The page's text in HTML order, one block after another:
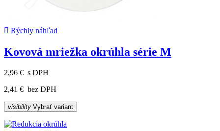
 Rýchly náhľad
Kovová mriežka okrúhla série M
2,96 € s DPH
2,41 € bez DPH
visibility Vybrať variant